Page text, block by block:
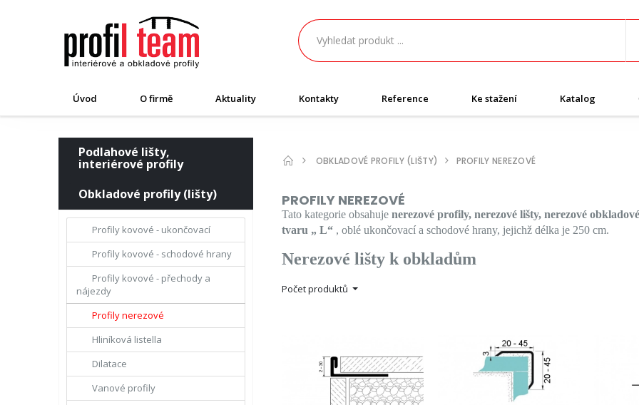
Úvod O firmě Aktuality Kontakty Reference Ke stažení Katalog
Podlahové lišty,
interiérové profily
Obkladové profily (lišty)
Profily kovové - ukončovací
Profily kovové - schodové hrany
Profily kovové - přechody a
nájezdy
Profily nerezové
Hliníková listella
Dilatace
Vanové profily
OBKLADOVÉ PROFILY (LIŠTY) PROFILY NEREZOVÉ
PROFILY NEREZOVÉ
Tato kategorie obsahuje nerezové profily, nerezové lišty, nerezové
tvaru „ L“, oblé ukončovací a schodové hrany, jejichž délka je 250 cm.
Nerezové lišty k obkladům
Počet produktů